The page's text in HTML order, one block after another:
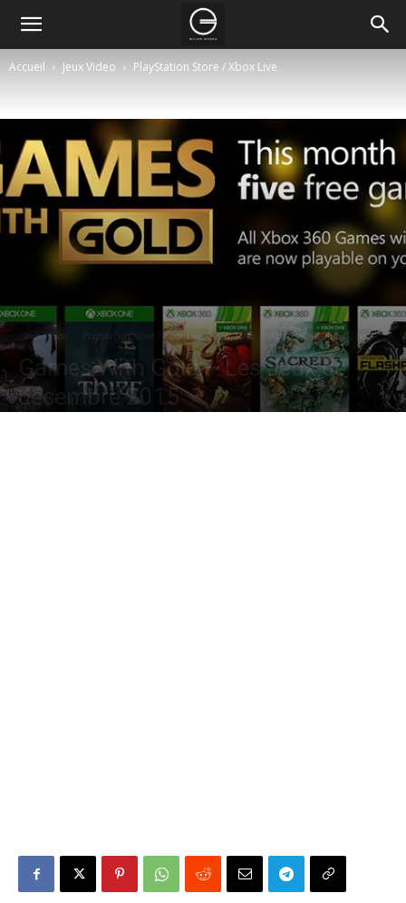
Accueil Jeux Video PlayStation Store / Xbox Live
Jeux Video PlayStation Store / Xbox Live Consoles Xbox 360 Xbox One
Games With Gold – Les Jeux de
décembre 2015